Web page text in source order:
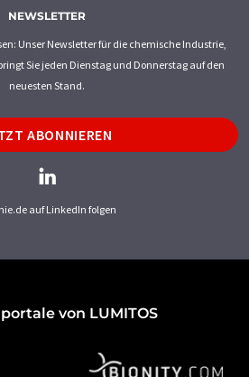
NEWSLETTER
Unser Newsletter für die chemische Industrie,
Sie jeden Dienstag und Donnerstag auf den
neuesten Stand.
ABONNIEREN
auf LinkedIn folgen
von LUMITOS